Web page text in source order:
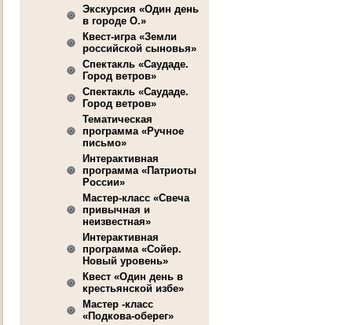
Экскурсия «Один день
в городе О.»
Квест-игра «Земли
российской сыновья»
Спектакль «Саудаде.
Город ветров»
Спектакль «Саудаде.
Город ветров»
Тематическая
программа «Ручное
письмо»
Интерактивная
программа «Патриоты
России»
Мастер-класс «Свеча
привычная и
неизвестная»
Интерактивная
программа «Сойер.
Новый уровень»
Квест «Один день в
крестьянской избе»
Мастер -класс
«Подкова-оберег»